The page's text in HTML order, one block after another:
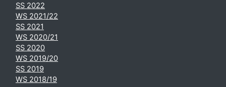
SS 2022
WS 2021/22
SS 2021
WS 2020/21
SS 2020
WS 2019/20
SS 2019
WS 2018/19